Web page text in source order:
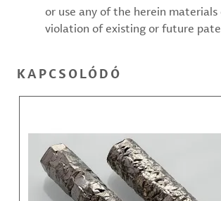
or use any of the herein materials
violation of existing or future
KAPCSOLÓDÓ